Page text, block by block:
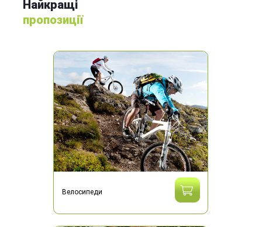
Найкращі
пропозиції
Велосипеди